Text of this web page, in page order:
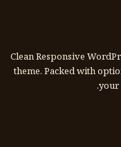
Clean Responsive
theme. Packed with
your